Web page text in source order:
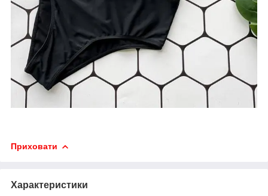
Приховати
Характеристики